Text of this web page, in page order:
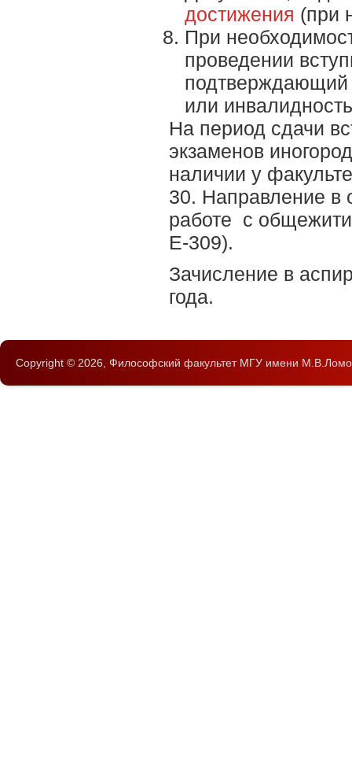
достижения (при
При
проведении
подтверждающий
или
На период сдачи
экзаменов
наличии у
30. Направление в
работе с
Е-309).
Зачисление в
года.
Copyright © 2026, Философский факультет МГУ имени